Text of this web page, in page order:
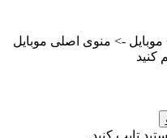
-> منوی اصلی موبایل
کنید